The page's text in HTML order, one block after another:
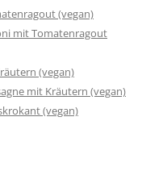
(vegan)
mit Tomatenragout
(vegan)
mit Kräutern (vegan)
(vegan)